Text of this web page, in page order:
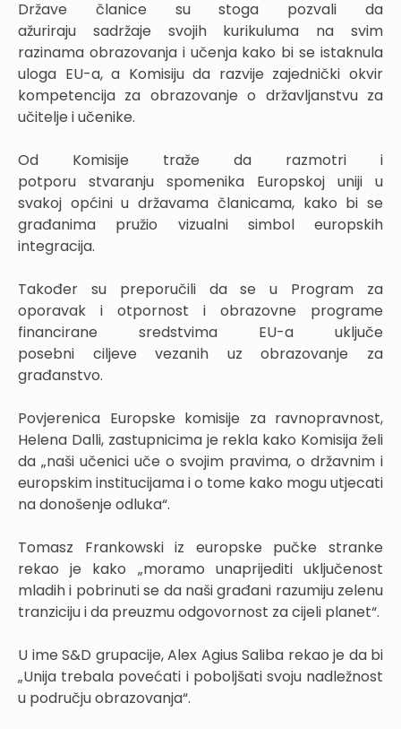
Države članice su stoga pozvali da
ažuriraju sadržaje svojih kurikuluma na svim
razinama obrazovanja i učenja kako bi se istaknula
uloga EU-a, a Komisiju da razvije zajednički okvir
kompetencija za obrazovanje o državljanstvu za
učitelje i učenike.
Od Komisije traže da razmotri i
potporu stvaranju spomenika Europskoj uniji u
svakoj općini u državama članicama, kako bi se
građanima pružio vizualni simbol europskih
integracija.
Također su preporučili da se u Program za
oporavak i otpornost i obrazovne programe
financirane sredstvima EU-a uključe
posebni ciljeve vezanih uz obrazovanje za
građanstvo.
Povjerenica Europske komisije za ravnopravnost,
Helena Dalli, zastupnicima je rekla kako Komisija želi
da „naši učenici uče o svojim pravima, o državnim i
europskim institucijama i o tome kako mogu utjecati
na donošenje odluka“.
Tomasz Frankowski iz europske pučke stranke
rekao je kako „moramo unaprijediti uključenost
mladih i pobrinuti se da naši građani razumiju zelenu
tranziciju i da preuzmu odgovornost za cijeli planet“.
U ime S&D grupacije, Alex Agius Saliba rekao je da bi
„Unija trebala povećati i poboljšati svoju nadležnost
u području obrazovanja“.